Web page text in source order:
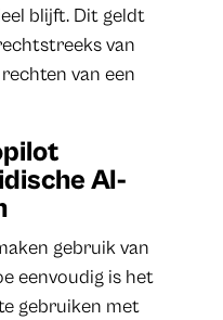
blijft. Dit geldt
van
van een
AI-
gebruik van
eenvoudig is het
gebruiken met